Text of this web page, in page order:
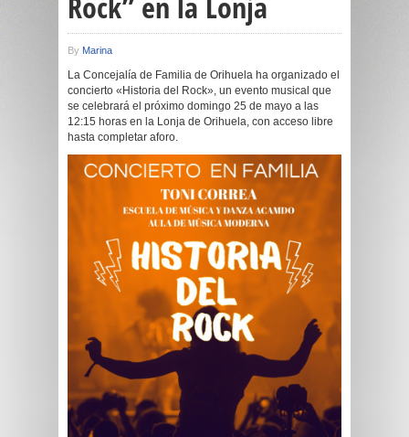
By Marina
La Concejalía de Familia de Orihuela ha organizado el
concierto «Historia del Rock», un evento musical que
se celebrará el próximo domingo 25 de mayo a las
12:15 horas en la Lonja de Orihuela, con acceso libre
hasta completar aforo.